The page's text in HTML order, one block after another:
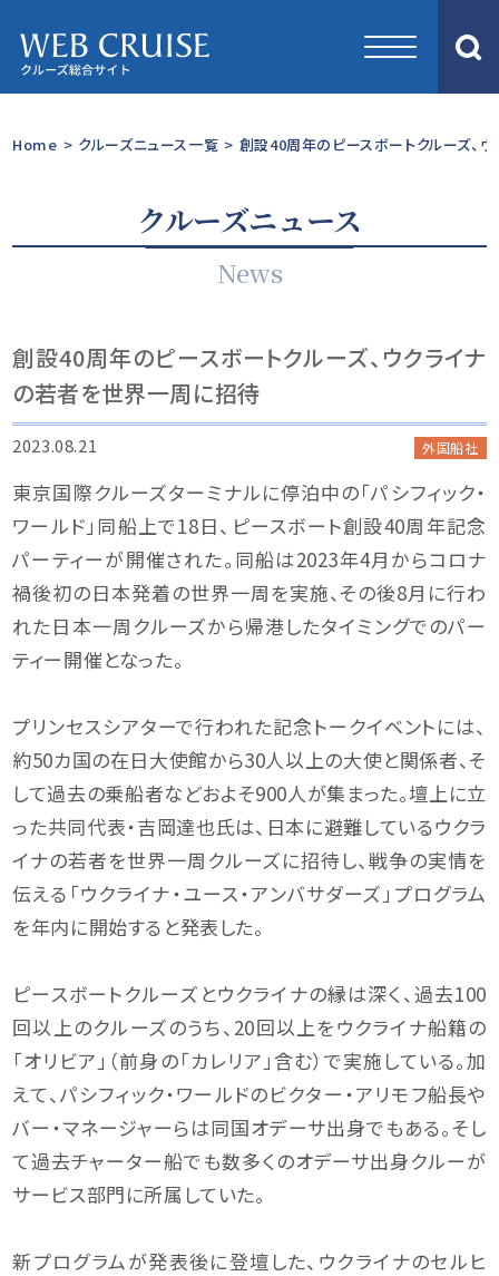
Home > クルーズニュース一覧 > 創設40周年のピースボートクルーズ、
クルーズニュース
News
創設40周年のピースボートクルーズ、ウクライナ
の若者を世界一周に招待
2023.08.21 外国船社
東京国際クルーズターミナルに停泊中の「パシフィック・
ワールド」同船上で18日、ピースボート創設40周年記念
パーティーが開催された。同船は2023年4月からコロナ
禍後初の日本発着の世界一周を実施、その後8月に行わ
れた日本一周クルーズから帰港したタイミングでのパー
ティー開催となった。
プリンセスシアターで行われた記念トークイベントには、
約50カ国の在日大使館から30人以上の大使と関係者、そ
して過去の乗船者などおよそ900人が集まった。壇上に立
った共同代表・吉岡達也氏は、日本に避難しているウクラ
イナの若者を世界一周クルーズに招待し、戦争の実情を
伝える「ウクライナ・ユース・アンバサダーズ」プログラム
を年内に開始すると発表した。
ピースボートクルーズとウクライナの縁は深く、過去100
回以上のクルーズのうち、20回以上をウクライナ船籍の
「オリビア」（前身の「カレリア」含む）で実施している。加
えて、パシフィック・ワールドのビクター・アリモフ船長や
バー・マネージャーらは同国オデーサ出身でもある。そし
て過去チャーター船でも数多くのオデーサ出身クルーが
サービス部門に所属していた。
新プログラムが発表後に登壇した、ウクライナのセルヒ